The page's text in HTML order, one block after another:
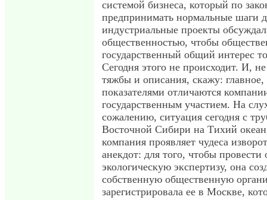
системой бизнеса, который по
предпринимать нормальные шаги
индустриальные проекты
общественностью, чтобы
государственный общий интерес
Сегодня этого не происходит. И,
тяжбы и описания, скажу:
показателями отличаются
государственным участием. На
сожалению, ситуация сегодня с
Восточной Сибири на Тихий океан,
компания проявляет чудеса
анекдот: для того, чтобы
экологическую экспертизу, она
собственную общественную
зарегистрировала ее в Москве,